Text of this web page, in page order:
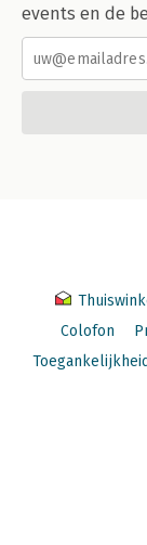
events en de
Colofon